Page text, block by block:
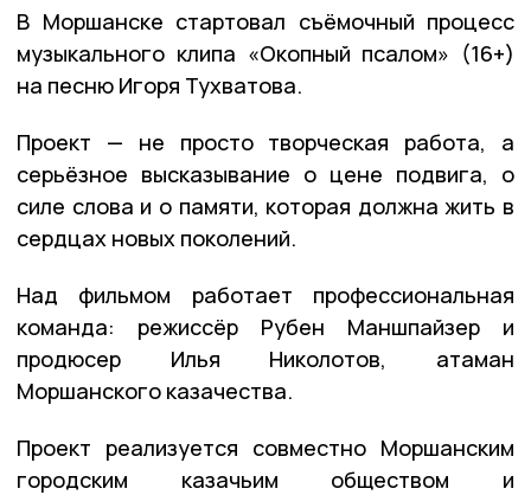
В Моршанске стартовал съёмочный процесс
музыкального клипа «Окопный псалом» (16+)
на песню Игоря Тухватова.
Проект — не просто творческая работа, а
серьёзное высказывание о цене подвига, о
силе слова и о памяти, которая должна жить в
сердцах новых поколений.
Над фильмом работает профессиональная
команда: режиссёр Рубен Маншпайзер и
продюсер Илья Николотов, атаман
Моршанского казачества.
Проект реализуется совместно Моршанским
городским казачьим обществом и